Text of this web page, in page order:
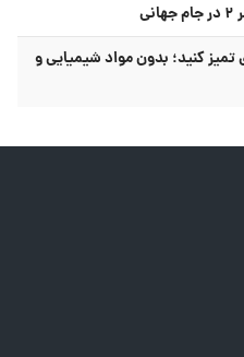
این ترفند ۵ دقیقه‌ای تمیز کنید؛ بدون مواد شیمیایی و